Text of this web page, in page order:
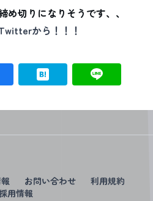
め切りになりそうです、、
から！！！
お問い合わせ
利用規約
用情報